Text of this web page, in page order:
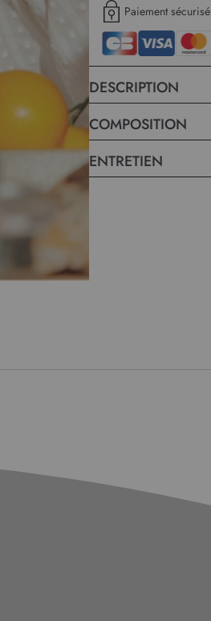
Paiement sécurisé
DESCRIPTION
COMPOSITION
ENTRETIEN